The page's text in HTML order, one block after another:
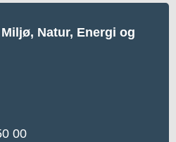
Natur, Energi og
00